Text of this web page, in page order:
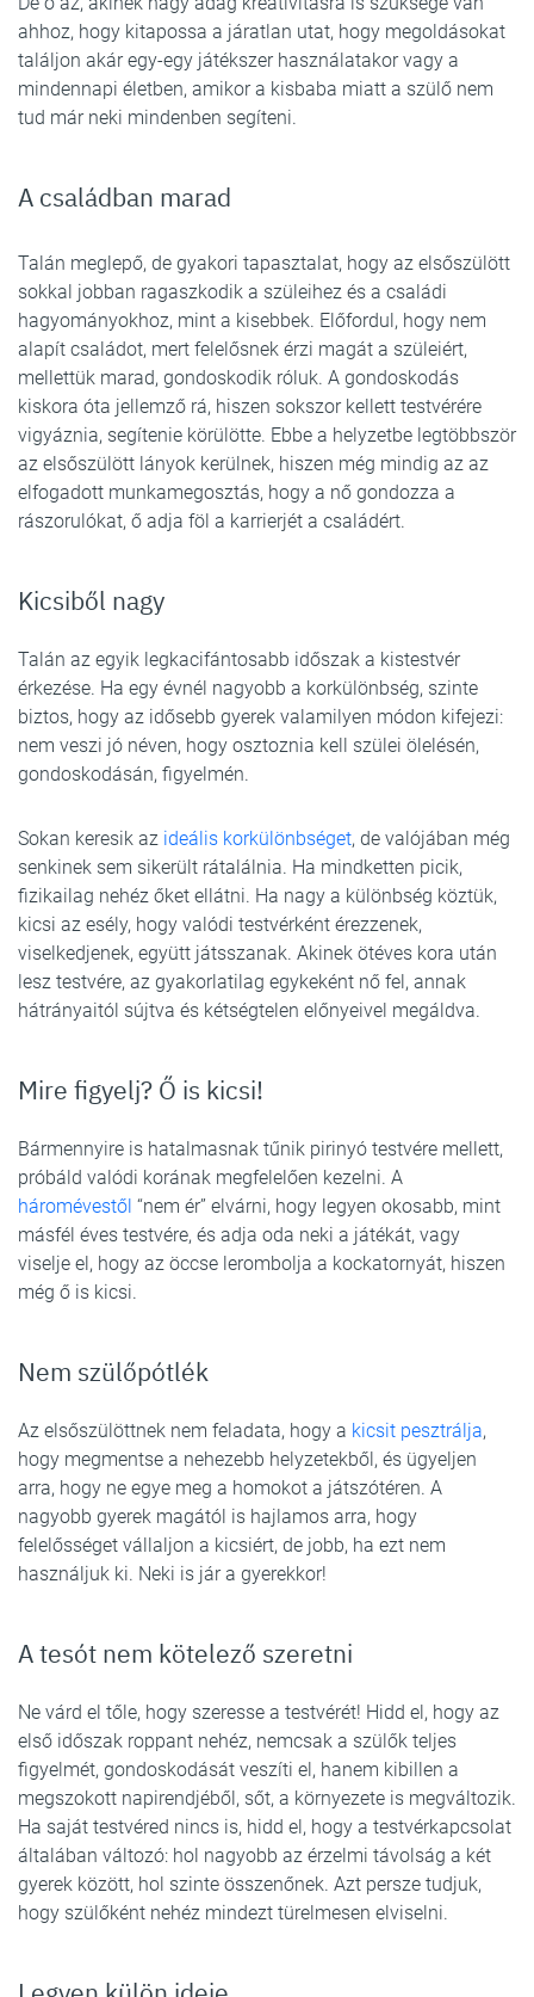
ahhoz, hogy kitapossa a járatlan utat, hogy megoldásokat
találjon akár egy-egy játékszer használatakor vagy a
mindennapi életben, amikor a kisbaba miatt a szülő nem
tud már neki mindenben segíteni.
A családban marad
Talán meglepő, de gyakori tapasztalat, hogy az elsőszülött
sokkal jobban ragaszkodik a szüleihez és a családi
hagyományokhoz, mint a kisebbek. Előfordul, hogy nem
alapít családot, mert felelősnek érzi magát a szüleiért,
mellettük marad, gondoskodik róluk. A gondoskodás
kiskora óta jellemző rá, hiszen sokszor kellett testvérére
vigyáznia, segítenie körülötte. Ebbe a helyzetbe legtöbbször
az elsőszülött lányok kerülnek, hiszen még mindig az az
elfogadott munkamegosztás, hogy a nő gondozza a
rászorulókat, ő adja föl a karrierjét a családért.
Kicsiből nagy
Talán az egyik legkacifántosabb időszak a kistestvér
érkezése. Ha egy évnél nagyobb a korkülönbség, szinte
biztos, hogy az idősebb gyerek valamilyen módon kifejezi:
nem veszi jó néven, hogy osztoznia kell szülei ölelésén,
gondoskodásán, figyelmén.
Sokan keresik az ideális korkülönbséget, de valójában még
senkinek sem sikerült rátalálnia. Ha mindketten picik,
fizikailag nehéz őket ellátni. Ha nagy a különbség köztük,
kicsi az esély, hogy valódi testvérként érezzenek,
viselkedjenek, együtt játsszanak. Akinek ötéves kora után
lesz testvére, az gyakorlatilag egykeként nő fel, annak
hátrányaitól sújtva és kétségtelen előnyeivel megáldva.
Mire figyelj? Ő is kicsi!
Bármennyire is hatalmasnak tűnik pirinyó testvére mellett,
próbáld valódi korának megfelelően kezelni. A
háromévestől “nem ér” elvárni, hogy legyen okosabb, mint
másfél éves testvére, és adja oda neki a játékát, vagy
viselje el, hogy az öccse lerombolja a kockatornyát, hiszen
még ő is kicsi.
Nem szülőpótlék
Az elsőszülöttnek nem feladata, hogy a kicsit pesztrálja,
hogy megmentse a nehezebb helyzetekből, és ügyeljen
arra, hogy ne egye meg a homokot a játszótéren. A
nagyobb gyerek magától is hajlamos arra, hogy
felelősséget vállaljon a kicsiért, de jobb, ha ezt nem
használjuk ki. Neki is jár a gyerekkor!
A tesót nem kötelező szeretni
Ne várd el tőle, hogy szeresse a testvérét! Hidd el, hogy az
első időszak roppant nehéz, nemcsak a szülők teljes
figyelmét, gondoskodását veszíti el, hanem kibillen a
megszokott napirendjéből, sőt, a környezete is megváltozik.
Ha saját testvéred nincs is, hidd el, hogy a testvérkapcsolat
általában változó: hol nagyobb az érzelmi távolság a két
gyerek között, hol szinte összenőnek. Azt persze tudjuk,
hogy szülőként nehéz mindezt türelmesen elviselni.